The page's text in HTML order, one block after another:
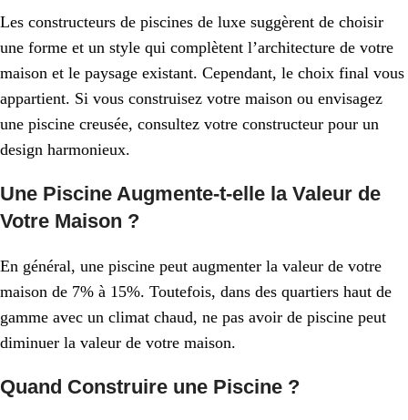
Les constructeurs de piscines de luxe suggèrent de choisir
une forme et un style qui complètent l’architecture de votre
maison et le paysage existant. Cependant, le choix final vous
appartient. Si vous construisez votre maison ou envisagez
une piscine creusée, consultez votre constructeur pour un
design harmonieux.
Une Piscine Augmente-t-elle la Valeur de
Votre Maison ?
En général, une piscine peut augmenter la valeur de votre
maison de 7% à 15%. Toutefois, dans des quartiers haut de
gamme avec un climat chaud, ne pas avoir de piscine peut
diminuer la valeur de votre maison.
Quand Construire une Piscine ?